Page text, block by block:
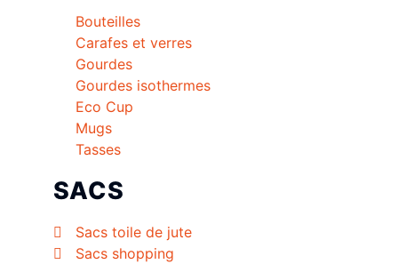
Bouteilles
Carafes et verres
Gourdes
Gourdes isothermes
Eco Cup
Mugs
Tasses
SACS
Sacs toile de jute
Sacs shopping